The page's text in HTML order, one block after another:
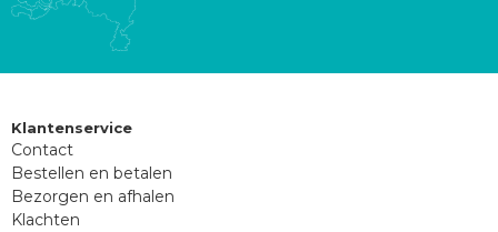
Klantenservice
Contact
Bestellen en betalen
Bezorgen en afhalen
Klachten